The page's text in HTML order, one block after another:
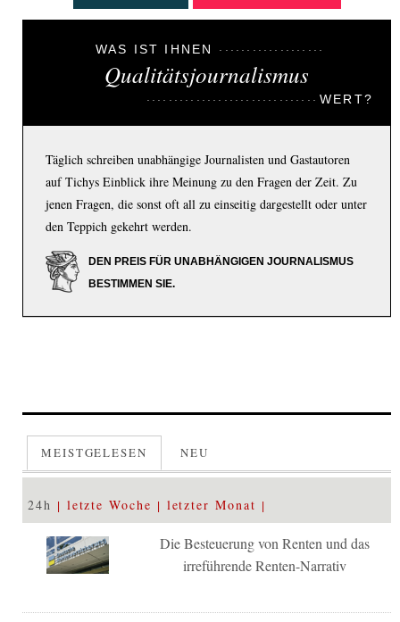
WAS IST IHNEN
Qualitätsjournalismus
WERT?
Täglich schreiben unabhängige Journalisten und Gastautoren
auf Tichys Einblick ihre Meinung zu den Fragen der Zeit. Zu
jenen Fragen, die sonst oft all zu einseitig dargestellt oder unter
den Teppich gekehrt werden.
DEN PREIS FÜR UNABHÄNGIGEN JOURNALISMUS
BESTIMMEN SIE.
MEISTGELESEN NEU
24h letzte Woche letzter Monat
Die Besteuerung von Renten und das
irreführende Renten-Narrativ